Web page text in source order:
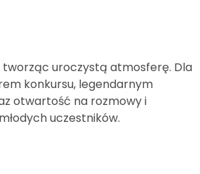
tworząc uroczystą atmosferę. Dla
konkursu, legendarnym
otwartość na rozmowy i
uczestników.